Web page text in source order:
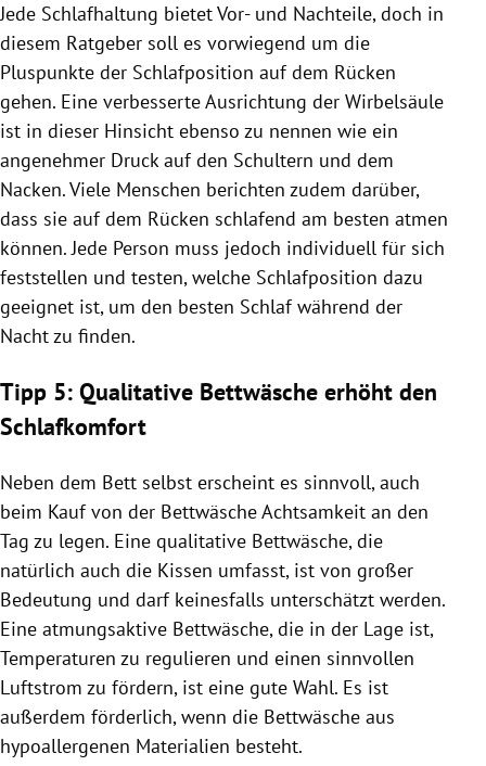
Jede Schlafhaltung bietet Vor- und Nachteile, doch in
diesem Ratgeber soll es vorwiegend um die
Pluspunkte der Schlafposition auf dem Rücken
gehen. Eine verbesserte Ausrichtung der Wirbelsäule
ist in dieser Hinsicht ebenso zu nennen wie ein
angenehmer Druck auf den Schultern und dem
Nacken. Viele Menschen berichten zudem darüber,
dass sie auf dem Rücken schlafend am besten atmen
können. Jede Person muss jedoch individuell für sich
feststellen und testen, welche Schlafposition dazu
geeignet ist, um den besten Schlaf während der
Nacht zu finden.
Tipp 5: Qualitative Bettwäsche erhöht den
Schlafkomfort
Neben dem Bett selbst erscheint es sinnvoll, auch
beim Kauf von der Bettwäsche Achtsamkeit an den
Tag zu legen. Eine qualitative Bettwäsche, die
natürlich auch die Kissen umfasst, ist von großer
Bedeutung und darf keinesfalls unterschätzt werden.
Eine atmungsaktive Bettwäsche, die in der Lage ist,
Temperaturen zu regulieren und einen sinnvollen
Luftstrom zu fördern, ist eine gute Wahl. Es ist
außerdem förderlich, wenn die Bettwäsche aus
hypoallergenen Materialien besteht.